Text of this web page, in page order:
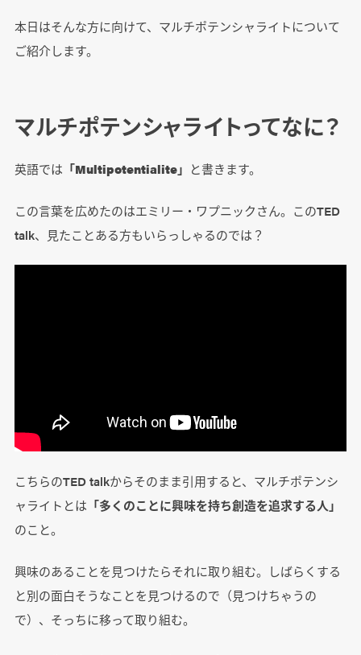
本日はそんな方に向けて、マルチポテンシャライトについて
ご紹介します。
マルチポテンシャライトってなに？
英語では 「Multipotentialite」 と書きます。
この言葉を広めたのはエミリー・ワプニックさん。このTED
talk、見たことある方もいらっしゃるのでは？
こちらのTED talkからそのまま引用すると、マルチポテンシ
ャライトとは 「多くのことに興味を持ち創造を追求する人」
のこと。
興味のあることを見つけたらそれに取り組む。しばらくする
と別の面白そうなことを見つけるので（見つけちゃうの
で）、そっちに移って取り組む。